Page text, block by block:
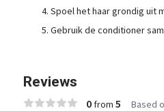
Spoel het haar grondig uit
Gebruik de conditioner
Reviews
0from 5 Based